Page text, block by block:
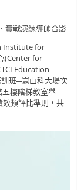
實戰演練導師合影
Institute for
(Center for
Education
班─崑山科大場次
樓階梯教室舉
效類評比準則，共